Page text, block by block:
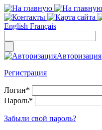
English Français
Авторизация
Регистрация
Логин*
Пароль*
Забыли свой пароль?